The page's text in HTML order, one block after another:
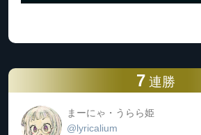
7 連勝
まーにゃ・うらら姫
@lyricalium